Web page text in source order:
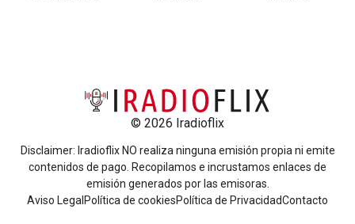
© 2026 Iradioflix
Disclaimer: Iradioflix NO realiza ninguna emisión propia ni emite
contenidos de pago. Recopilamos e incrustamos enlaces de
emisión generados por las emisoras.
Aviso LegalPolítica de cookiesPolítica de PrivacidadContacto